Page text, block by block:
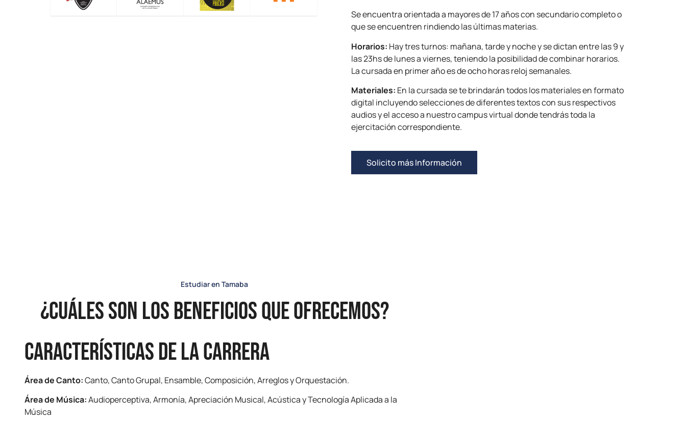
Se encuentra orientada a mayores de 17 años con secundario completo o
que se encuentren rindiendo las últimas materias.
Horarios: Hay tres turnos: mañana, tarde y noche y se dictan entre las 9 y
las 23hs de lunes a viernes, teniendo la posibilidad de combinar horarios.
La cursada en primer año es de ocho horas reloj semanales.
Materiales: En la cursada se te brindarán todos los materiales en formato
digital incluyendo selecciones de diferentes textos con sus respectivos
audios y el acceso a nuestro campus virtual donde tendrás toda la
ejercitación correspondiente.
Solicito más Información
Estudiar en Tamaba
¿Cuáles son los beneficios que ofrecemos?
CARACTERÍSTICAS DE LA CARRERA
Área de Canto:Canto, Canto Grupal, Ensamble, Composición, Arreglos y Orquestación.
Área de Música:Audioperceptiva, Armonía, Apreciación Musical, Acústica y Tecnología Aplicada a la
Música